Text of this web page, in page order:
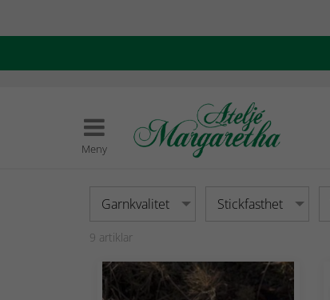
Meny
Garnkvalitet Stickfasthet
9 artiklar